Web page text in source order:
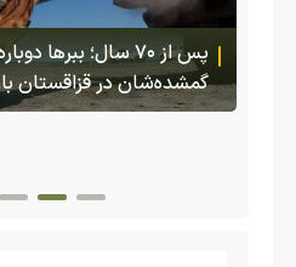
(ویدئو +16)